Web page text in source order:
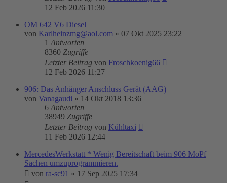
12 Feb 2026 11:30
OM 642 V6 Diesel
von Karlheinzmg@aol.com » 07 Okt 2025 23:22
1 Antworten
8360 Zugriffe
Letzter Beitrag von Froschkoenig66
12 Feb 2026 11:27
906: Das Anhänger Anschluss Gerät (AAG)
von Vanagaudi » 14 Okt 2018 13:36
6 Antworten
38949 Zugriffe
Letzter Beitrag von Kühltaxi
11 Feb 2026 12:44
MercedesWerkstatt * Wenig Bereitschaft beim 906 MoPf
Sachen umzuprogrammieren.
von ra-sc91 » 17 Sep 2025 17:34